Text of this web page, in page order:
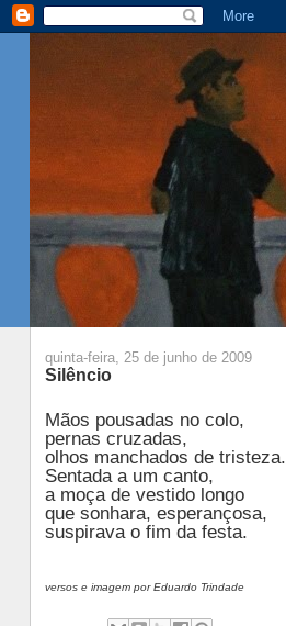
quinta-feira, 25 de junho de 2009
Silêncio
Mãos pousadas no colo,
pernas cruzadas,
olhos manchados de tristeza.
Sentada a um canto,
a moça de vestido longo
que sonhara, esperançosa,
suspirava o fim da festa.
versos e imagem por Eduardo Trindade